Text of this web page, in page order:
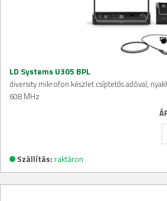
LD Systems U305 BPL
diversity mikrofon készlet csíptetős adóval,
608 MHz
Szállítás: raktáron